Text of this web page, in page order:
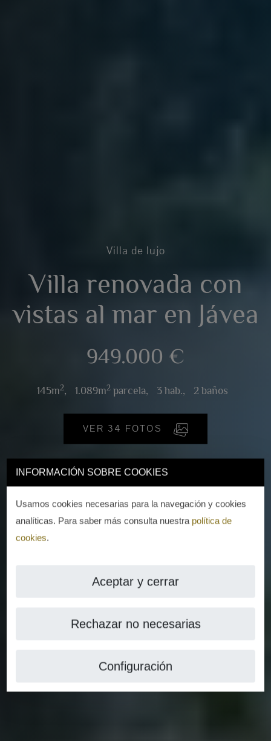
INFORMACIÓN SOBRE COOKIES
Usamos cookies necesarias para la navegación y cookies
analíticas. Para saber más consulta nuestra política de
cookies.
Aceptar y cerrar
Rechazar no necesarias
Configuración
Villa de lujo
Villa renovada con
vistas al mar en Jávea
949.000 €
145m2, 1.089m2 parcela, 3 hab., 2 baños
VER 34 FOTOS